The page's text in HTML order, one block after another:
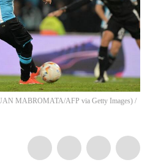
MABROMATA/AFP via Getty Images) /